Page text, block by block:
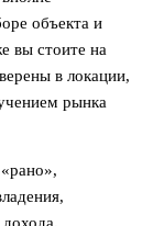
объекта и
вы стоите на
в локации,
рынка